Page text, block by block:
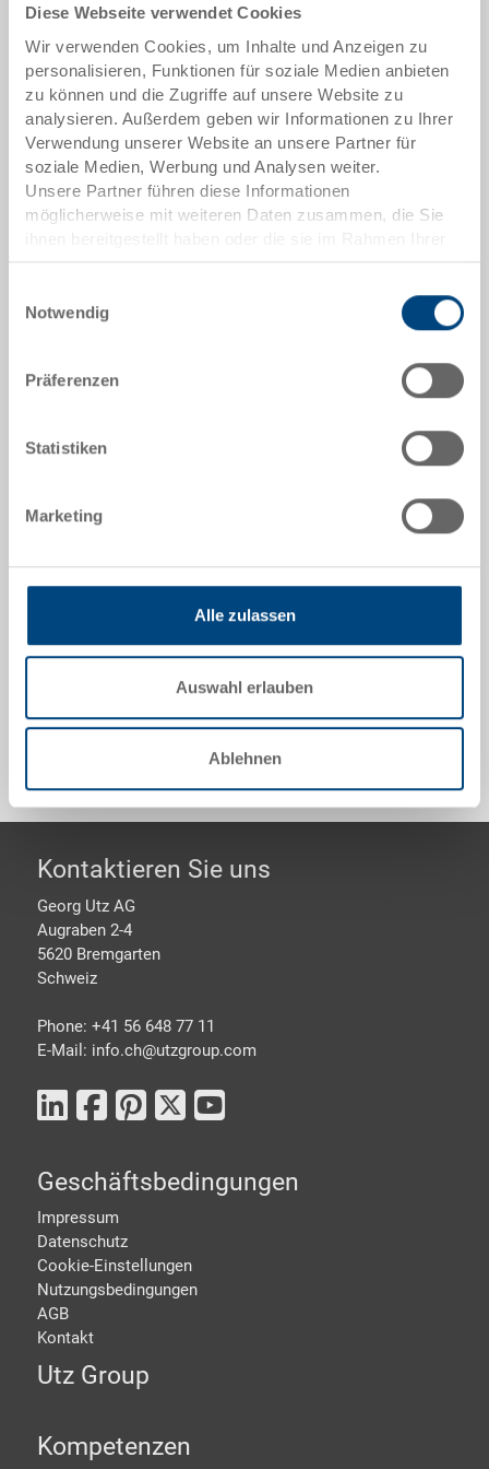
Diese Webseite verwendet Cookies
Wir verwenden Cookies, um Inhalte und Anzeigen zu
personalisieren, Funktionen für soziale Medien anbieten
zu können und die Zugriffe auf unsere Website zu
analysieren. Außerdem geben wir Informationen zu Ihrer
Verwendung unserer Website an unsere Partner für
soziale Medien, Werbung und Analysen weiter.
Unsere Partner führen diese Informationen
möglicherweise mit weiteren Daten zusammen, die Sie
Nutzung der Dienste gesammelt haben.
Notwendig
Präferenzen
Statistiken
Marketing
Alle zulassen
Auswahl erlauben
Ablehnen
Artikeldaten
Bestellnummer
3-112Z-2.7000.0101
Aussenmasse:
400 x 300 x 270 mm
Farbe:
Seitenwände geschlitzt, Boden geschlossen, 4
Optionales Zubehör
Footer
Kontaktieren Sie uns
Georg Utz AG
Augraben 2-4
5620 Bremgarten
Schweiz
Phone: +41 56 648 77 11
E-Mail: info.ch@utzgroup.com
Geschäftsbedingungen
Impressum
Datenschutz
Cookie-Einstellungen
Nutzungsbedingungen
AGB
Kontakt
Utz Group
Kompetenzen